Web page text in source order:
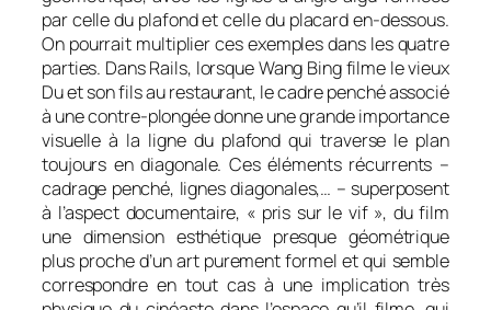
par celle du plafond et celle du placard en-dessous.
On pourrait multiplier ces exemples dans les quatre
parties. DansRails, lorsque Wang Bing filme le vieux
Du et son fils au restaurant, le cadre penché associé
à une contre-plongée donne une grande importance
visuelle à la ligne du plafond qui traverse le plan
toujours en diagonale. Ces éléments récurrents –
cadrage penché, lignes diagonales,… – superposent
à l’aspect documentaire, « pris sur le vif », du film
une dimension esthétique presque géométrique
plus proche d’un art purement formel et qui semble
correspondre en tout cas à une implication très